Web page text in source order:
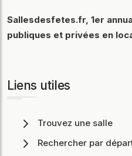
Sallesdesfetes.fr, 1er
publiques et privées en
Liens utiles
Trouvez une salle
Rechercher par